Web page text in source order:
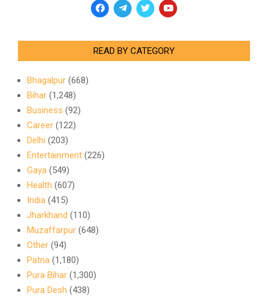
READ BY CATEGORY
Bhagalpur (668)
Bihar (1,248)
Business (92)
Career (122)
Delhi (203)
Entertainment (226)
Gaya (549)
Health (607)
India (415)
Jharkhand (110)
Muzaffarpur (648)
Other (94)
Patna (1,180)
Pura Bihar (1,300)
Pura Desh (438)